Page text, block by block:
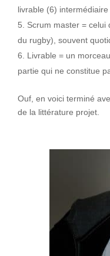
livrable (6)
Scrum master = celui
du rugby), souvent
Livrable = un
partie qui ne constitue
Ouf, en voici terminé
de la littérature projet.